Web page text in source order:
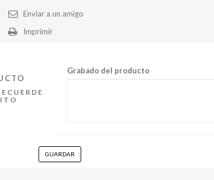
Enviar a un amigo
Imprimir
Grabado del producto
GUARDAR